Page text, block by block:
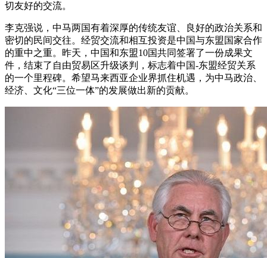
切友好的交流。
李克强说，中马两国有着深厚的传统友谊、良好的政治关系和
密切的民间交往。经贸交流和相互投资是中国与东盟国家合作
的重中之重。昨天，中国和东盟10国共同签署了一份成果文
件，结束了自由贸易区升级谈判，标志着中国-东盟经贸关系
的一个里程碑。希望马来西亚企业界抓住机遇，为中马政治、
经济、文化“三位一体”的发展做出新的贡献。